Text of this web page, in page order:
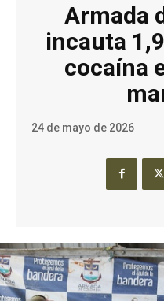
Armada
incauta
cocaína
24 de mayo de 2026